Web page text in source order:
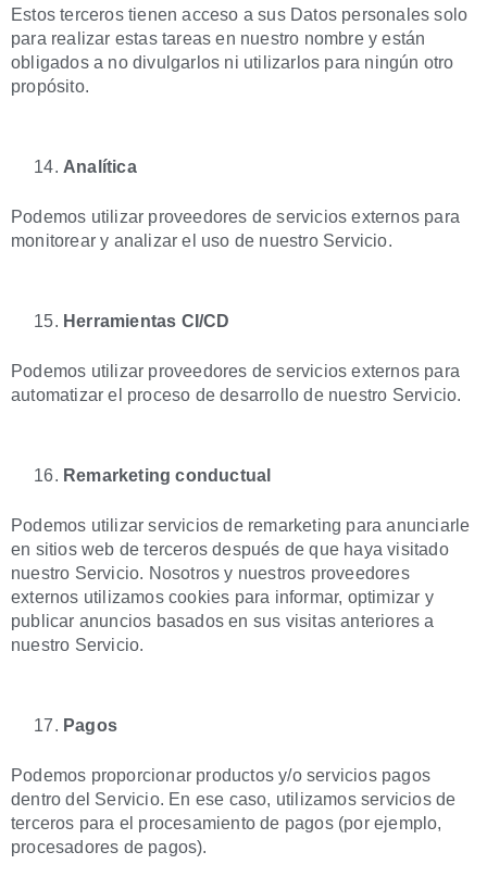
Estos terceros tienen acceso a sus Datos personales solo
para realizar estas tareas en nuestro nombre y están
obligados a no divulgarlos ni utilizarlos para ningún otro
propósito.
Analítica
Podemos utilizar proveedores de servicios externos para
monitorear y analizar el uso de nuestro Servicio.
Herramientas CI/CD
Podemos utilizar proveedores de servicios externos para
automatizar el proceso de desarrollo de nuestro Servicio.
Remarketing conductual
Podemos utilizar servicios de remarketing para anunciarle
en sitios web de terceros después de que haya visitado
nuestro Servicio. Nosotros y nuestros proveedores
externos utilizamos cookies para informar, optimizar y
publicar anuncios basados en sus visitas anteriores a
nuestro Servicio.
Pagos
Podemos proporcionar productos y/o servicios pagos
dentro del Servicio. En ese caso, utilizamos servicios de
terceros para el procesamiento de pagos (por ejemplo,
procesadores de pagos).